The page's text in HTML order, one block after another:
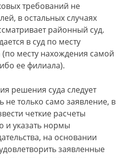
требований не
в остальных случаях
районный суд.
в суд по месту
месту нахождения самой
ее филиала).
решения суда следует
не только само заявление, в
четкие расчеты
и указать нормы
на основании
заявленные